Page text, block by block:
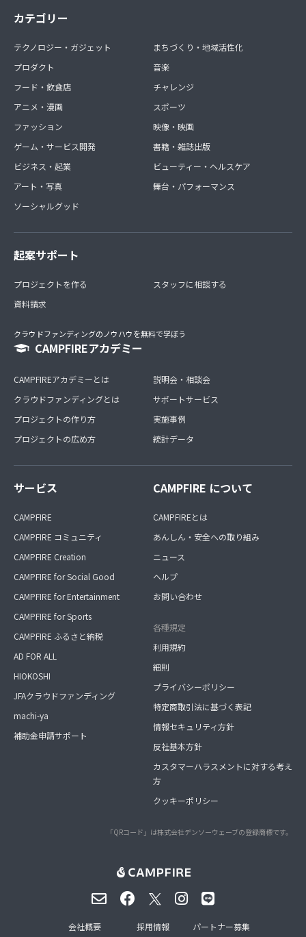
カテゴリー
テクノロジー・ガジェット
プロダクト
フード・飲食店
アニメ・漫画
ファッション
ゲーム・サービス開発
ビジネス・起業
アート・写真
ソーシャルグッド
まちづくり・地域活性化
音楽
チャレンジ
スポーツ
映像・映画
書籍・雑誌出版
ビューティー・ヘルスケア
舞台・パフォーマンス
起案サポート
プロジェクトを作る
資料請求
スタッフに相談する
クラウドファンディングのノウハウを無料で学ぼう
CAMPFIREアカデミー
CAMPFIREアカデミーとは
クラウドファンディングとは
プロジェクトの作り方
プロジェクトの広め方
説明会・相談会
サポートサービス
実施事例
統計データ
サービス
CAMPFIRE
CAMPFIRE コミュニティ
CAMPFIRE Creation
CAMPFIRE for Social Good
CAMPFIRE for Entertainment
CAMPFIRE for Sports
CAMPFIRE ふるさと納税
AD FOR ALL
HIOKOSHI
JFAクラウドファンディング
machi-ya
補助金申請サポート
CAMPFIRE について
CAMPFIREとは
あんしん・安全への取り組み
ニュース
ヘルプ
お問い合わせ
各種規定
利用規約
細則
プライバシーポリシー
特定商取引法に基づく表記
情報セキュリティ方針
反社基本方針
カスタマーハラスメントに対する考え
方
クッキーポリシー
「QRコード」は株式会社デンソーウェーブの登録商標です。
会社概要 採用情報 パートナー募集